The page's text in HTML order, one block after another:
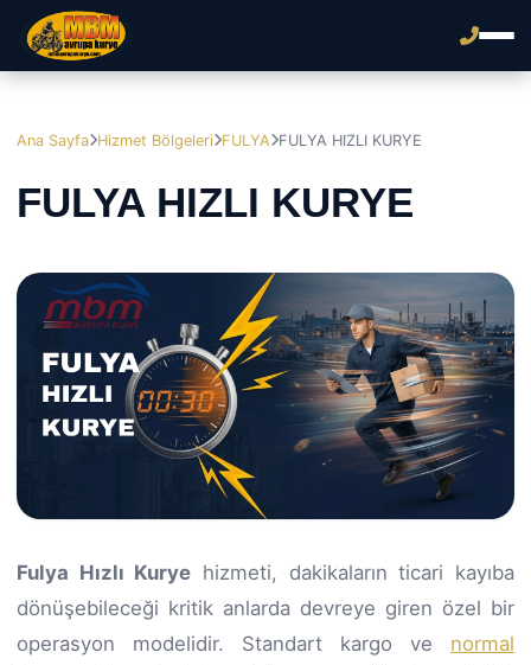
Ana Sayfa Hizmet Bölgeleri FULYA FULYA HIZLI KURYE
FULYA HIZLI KURYE
Fulya Hızlı Kurye hizmeti, dakikaların ticari kayıba
dönüşebileceği kritik anlarda devreye giren özel bir
operasyon modelidir. Standart kargo ve normal